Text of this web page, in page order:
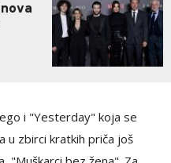
i "Yesterday" koja se
u zbirci kratkih priča još